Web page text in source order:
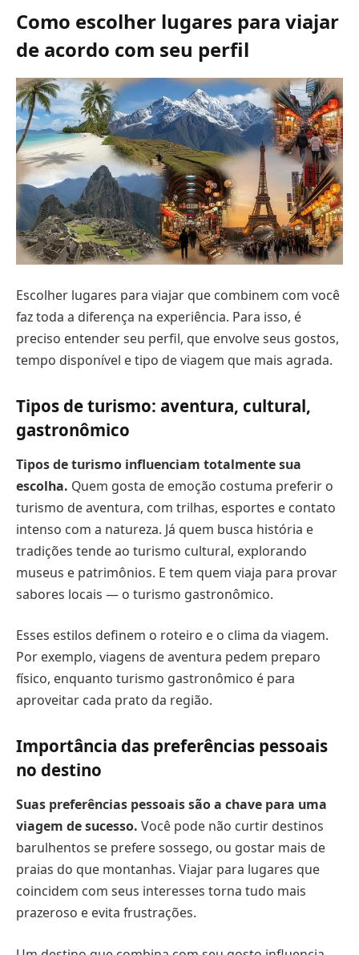
Como escolher lugares para viajar
de acordo com seu perfil
Escolher lugares para viajar que combinem com você
faz toda a diferença na experiência. Para isso, é
preciso entender seu perfil, que envolve seus gostos,
tempo disponível e tipo de viagem que mais agrada.
Tipos de turismo: aventura, cultural,
gastronômico
Tipos de turismo influenciam totalmente sua
escolha. Quem gosta de emoção costuma preferir o
turismo de aventura, com trilhas, esportes e contato
intenso com a natureza. Já quem busca história e
tradições tende ao turismo cultural, explorando
museus e patrimônios. E tem quem viaja para provar
sabores locais — o turismo gastronômico.
Esses estilos definem o roteiro e o clima da viagem.
Por exemplo, viagens de aventura pedem preparo
físico, enquanto turismo gastronômico é para
aproveitar cada prato da região.
Importância das preferências pessoais
no destino
Suas preferências pessoais são a chave para uma
viagem de sucesso. Você pode não curtir destinos
barulhentos se prefere sossego, ou gostar mais de
praias do que montanhas. Viajar para lugares que
coincidem com seus interesses torna tudo mais
prazeroso e evita frustrações.